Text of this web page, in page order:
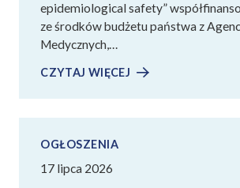
epidemiological safety”
ze środków budżetu państwa z
Medycznych,…
CZYTAJ WIĘCEJ
OGŁOSZENIA
17 lipca 2026